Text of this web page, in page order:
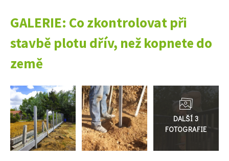
74 Kč
Objednat >
GALERIE: Co zkontrolovat při
stavbě plotu dřív, než kopnete do
země
Přejít
do
galerie